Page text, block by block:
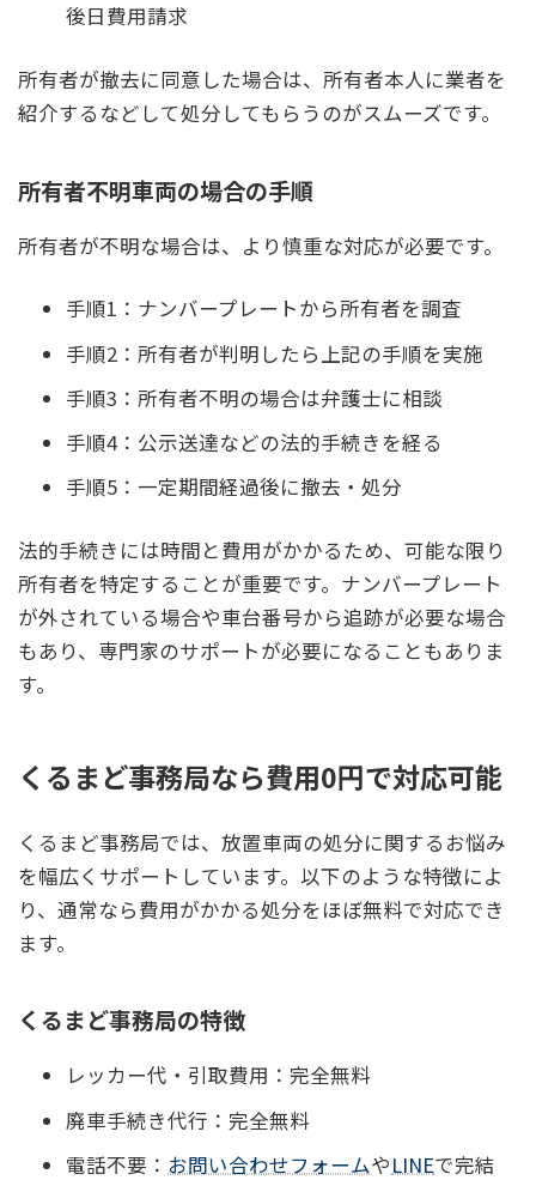
後日費用請求
所有者が撤去に同意した場合は、所有者本人に業者を
紹介するなどして処分してもらうのがスムーズです。
所有者不明車両の場合の手順
所有者が不明な場合は、より慎重な対応が必要です。
手順1：ナンバープレートから所有者を調査
手順2：所有者が判明したら上記の手順を実施
手順3：所有者不明の場合は弁護士に相談
手順4：公示送達などの法的手続きを経る
手順5：一定期間経過後に撤去・処分
法的手続きには時間と費用がかかるため、可能な限り
所有者を特定することが重要です。ナンバープレート
が外されている場合や車台番号から追跡が必要な場合
もあり、専門家のサポートが必要になることもありま
す。
くるまど事務局なら費用0円で対応可能
くるまど事務局では、放置車両の処分に関するお悩み
を幅広くサポートしています。以下のような特徴によ
り、通常なら費用がかかる処分をほぼ無料で対応でき
ます。
くるまど事務局の特徴
レッカー代・引取費用：完全無料
廃車手続き代行：完全無料
電話不要： お問い合わせフォームやLINEで完結